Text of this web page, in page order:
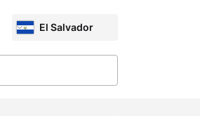
CHOOSE
MARKET
El Salvador